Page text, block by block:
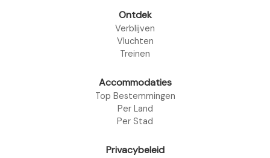
Ontdek
Verblijven
Vluchten
Treinen
Accommodaties
Top Bestemmingen
Per Land
Per Stad
Privacybeleid